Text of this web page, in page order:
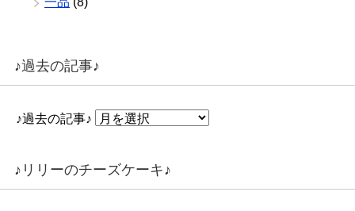
♪過去の記事♪
♪過去の記事♪
♪リリーのチーズケーキ♪